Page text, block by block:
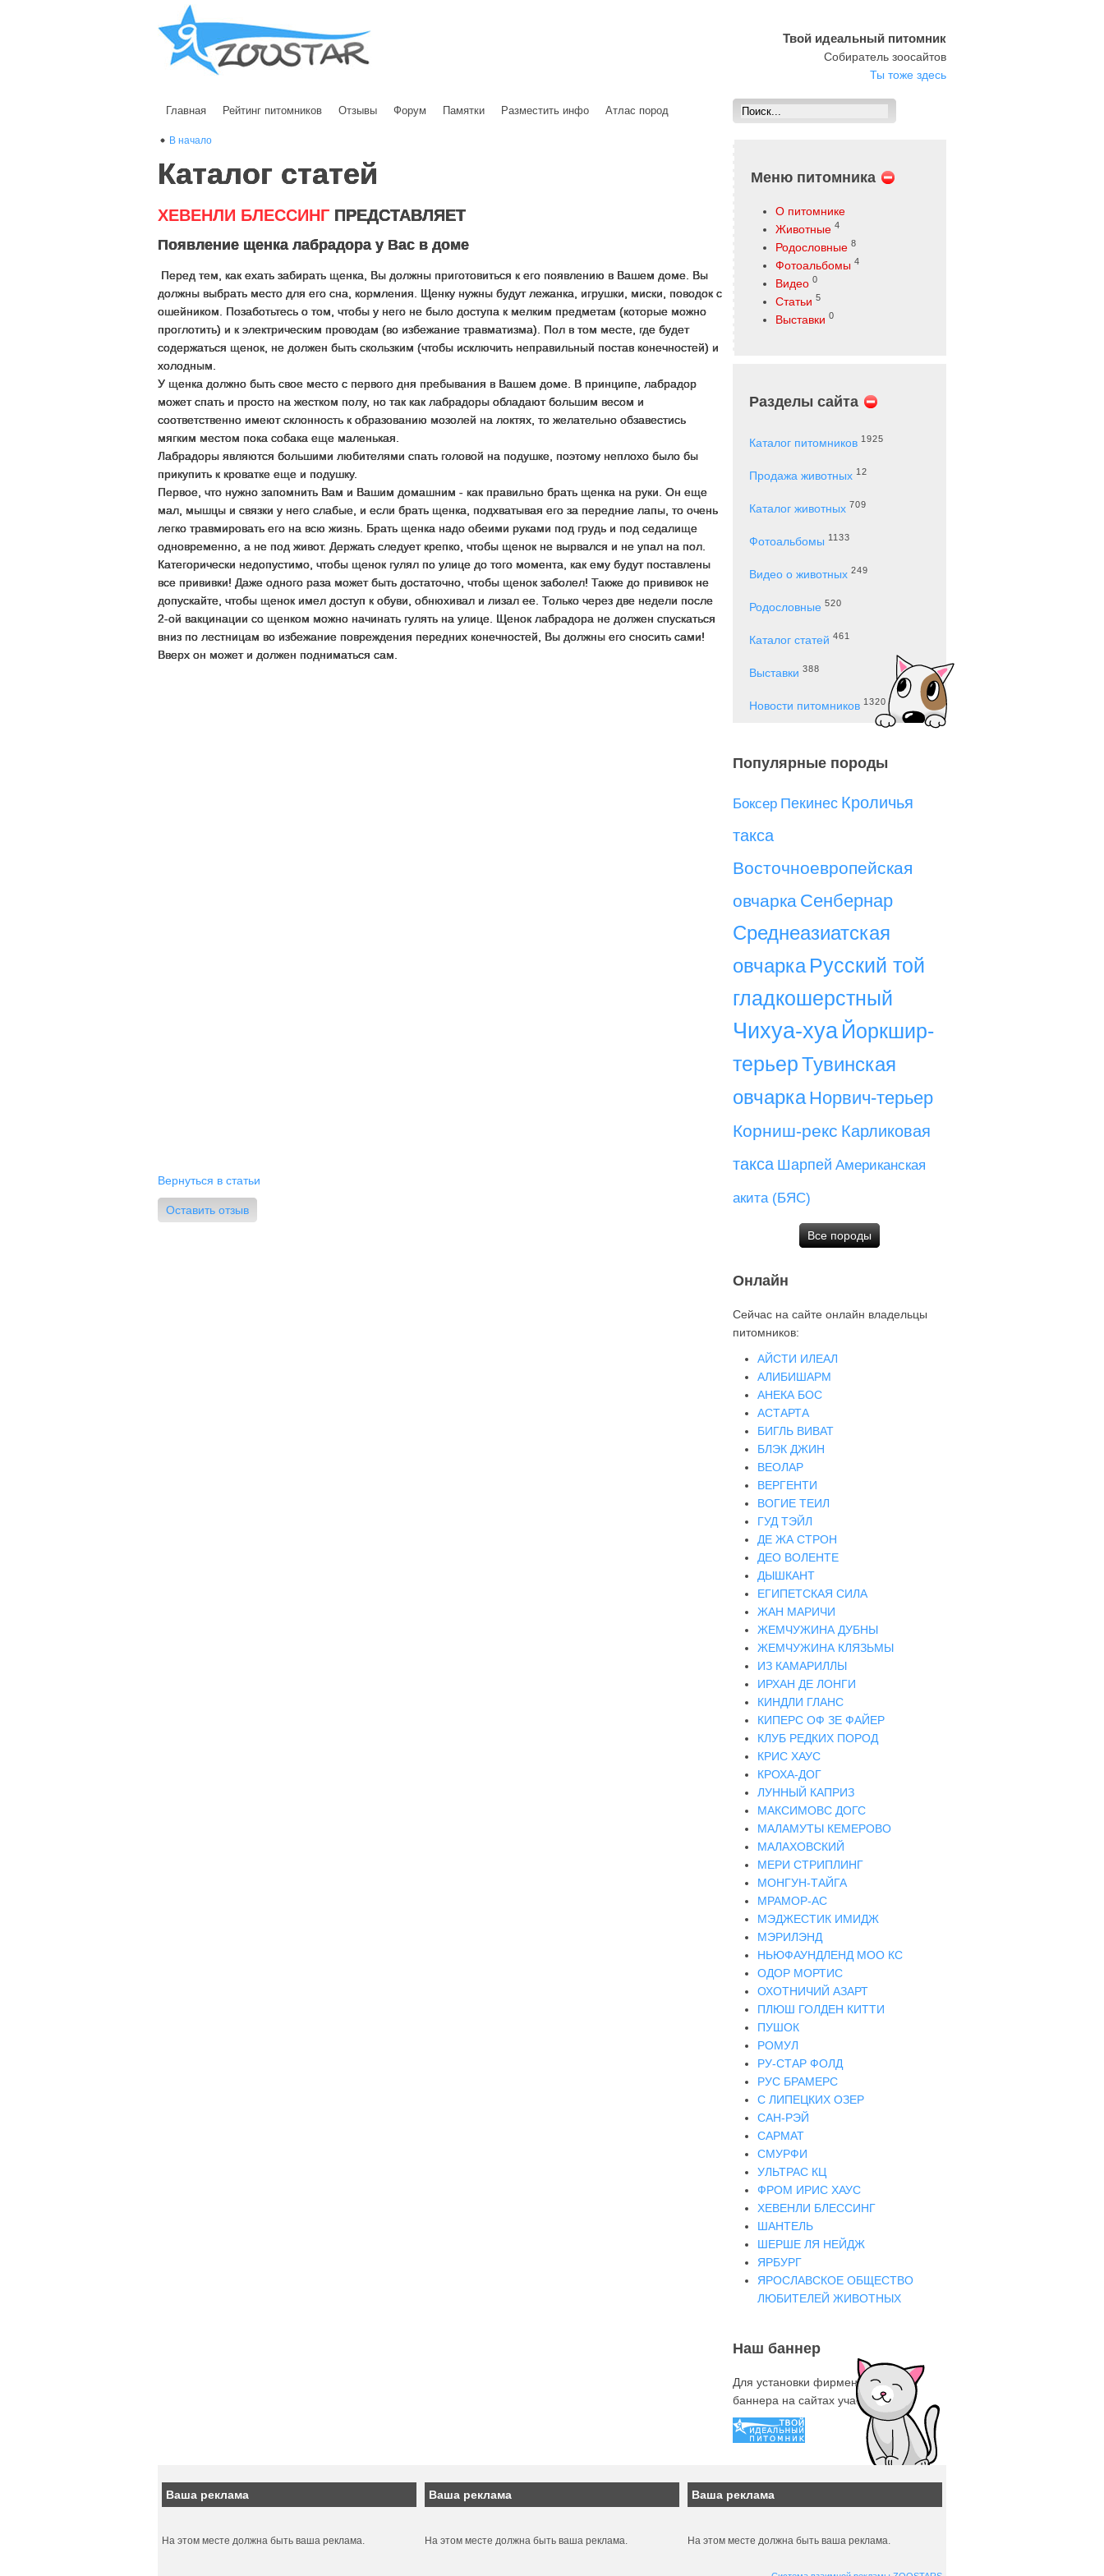
Твой идеальный питомник
Собиратель зоосайтов
Ты тоже здесь
Главная Рейтинг питомников Отзывы Форум Памятки Разместить инфо Атлас пород
В начало
Каталог статей
ХЕВЕНЛИ БЛЕССИНГ ПРЕДСТАВЛЯЕТ
Появление щенка лабрадора у Вас в доме
Перед тем, как ехать забирать щенка, Вы должны приготовиться к его появлению в Вашем доме. Вы
должны выбрать место для его сна, кормления. Щенку нужны будут лежанка, игрушки, миски, поводок с
ошейником. Позаботьтесь о том, чтобы у него не было доступа к мелким предметам (которые можно
проглотить) и к электрическим проводам (во избежание травматизма). Пол в том месте, где будет
содержаться щенок, не должен быть скользким (чтобы исключить неправильный постав конечностей) и
холодным.
У щенка должно быть свое место с первого дня пребывания в Вашем доме. В принципе, лабрадор
может спать и просто на жестком полу, но так как лабрадоры обладают большим весом и
соответственно имеют склонность к образованию мозолей на локтях, то желательно обзавестись
мягким местом пока собака еще маленькая.
Лабрадоры являются большими любителями спать головой на подушке, поэтому неплохо было бы
прикупить к кроватке еще и подушку.
Первое, что нужно запомнить Вам и Вашим домашним - как правильно брать щенка на руки. Он еще
мал, мышцы и связки у него слабые, и если брать щенка, подхватывая его за передние лапы, то очень
легко травмировать его на всю жизнь. Брать щенка надо обеими руками под грудь и под седалище
одновременно, а не под живот. Держать следует крепко, чтобы щенок не вырвался и не упал на пол.
Категорически недопустимо, чтобы щенок гулял по улице до того момента, как ему будут поставлены
все прививки! Даже одного раза может быть достаточно, чтобы щенок заболел! Также до прививок не
допускайте, чтобы щенок имел доступ к обуви, обнюхивал и лизал ее. Только через две недели после
2-ой вакцинации со щенком можно начинать гулять на улице. Щенок лабрадора не должен спускаться
вниз по лестницам во избежание повреждения передних конечностей, Вы должны его сносить сами!
Вверх он может и должен подниматься сам.
Вернуться в статьи
Оставить отзыв
Меню питомника
О питомнике
Животные 4
Родословные 8
Фотоальбомы 4
Видео 0
Статьи 5
Выставки 0
Разделы сайта
Каталог питомников 1925
Продажа животных 12
Каталог животных 709
Фотоальбомы 1133
Видео о животных 249
Родословные 520
Каталог статей 461
Выставки 388
Новости питомников 1320
Популярные породы
Боксер Пекинес Кроличья
такса
Восточноевропейская
овчарка Сенбернар
Среднеазиатская
овчарка Русский той
гладкошерстный
Чихуа-хуа Йоркшир-
терьерТувинская
овчарка Норвич-терьер
Корниш-рекс Карликовая
такса Шарпей Американская
акита (БЯС)
Все породы
Онлайн
Сейчас на сайте онлайн владельцы
питомников:
АЙСТИ ИЛЕАЛ
АЛИБИШАРМ
АНЕКА БОС
АСТАРТА
БИГЛЬ ВИВАТ
БЛЭК ДЖИН
ВЕОЛАР
ВЕРГЕНТИ
ВОГИЕ ТЕИЛ
ГУД ТЭЙЛ
ДЕ ЖА СТРОН
ДЕО ВОЛЕНТЕ
ДЫШКАНТ
ЕГИПЕТСКАЯ СИЛА
ЖАН МАРИЧИ
ЖЕМЧУЖИНА ДУБНЫ
ЖЕМЧУЖИНА КЛЯЗЬМЫ
ИЗ КАМАРИЛЛЫ
ИРХАН ДЕ ЛОНГИ
КИНДЛИ ГЛАНС
КИПЕРС ОФ ЗЕ ФАЙЕР
КЛУБ РЕДКИХ ПОРОД
КРИС ХАУС
КРОХА-ДОГ
ЛУННЫЙ КАПРИЗ
МАКСИМОВС ДОГС
МАЛАМУТЫ КЕМЕРОВО
МАЛАХОВСКИЙ
МЕРИ СТРИПЛИНГ
МОНГУН-ТАЙГА
МРАМОР-АС
МЭДЖЕСТИК ИМИДЖ
МЭРИЛЭНД
НЬЮФАУНДЛЕНД МОО КС
ОДОР МОРТИС
ОХОТНИЧИЙ АЗАРТ
ПЛЮШ ГОЛДЕН КИТТИ
ПУШОК
РОМУЛ
РУ-СТАР ФОЛД
РУС БРАМЕРС
С ЛИПЕЦКИХ ОЗЕР
САН-РЭЙ
САРМАТ
СМУРФИ
УЛЬТРАС КЦ
ФРОМ ИРИС ХАУС
ХЕВЕНЛИ БЛЕССИНГ
ШАНТЕЛЬ
ШЕРШЕ ЛЯ НЕЙДЖ
ЯРБУРГ
ЯРОСЛАВСКОЕ ОБЩЕСТВО
ЛЮБИТЕЛЕЙ ЖИВОТНЫХ
Наш баннер
Для установки фирменного знака-
баннера на сайтах участниках
Ваша реклама
На этом месте должна быть ваша реклама.
Ваша реклама
На этом месте должна быть ваша реклама.
Ваша реклама
На этом месте должна быть ваша реклама.